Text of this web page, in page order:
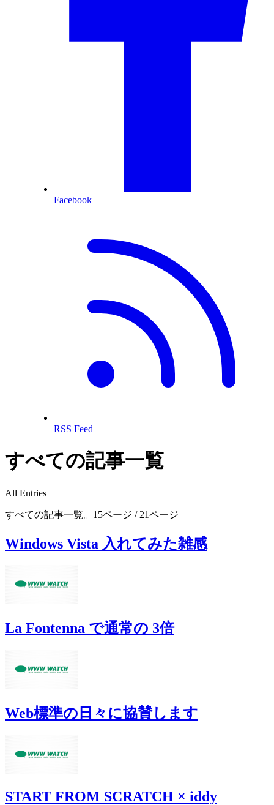
Facebook
RSS Feed
すべての記事一覧
All Entries
すべての記事一覧。15ページ / 21ページ
Windows Vista 入れてみた雑感
La Fontenna で通常の 3倍
Web標準の日々に協賛します
START FROM SCRATCH × iddy